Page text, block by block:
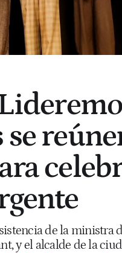
de la ministra
y el alcalde de la